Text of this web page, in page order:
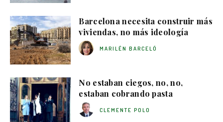
Barcelona necesita construir más
viviendas, no más ideología
MARILÉN BARCELÓ
No estaban ciegos, no, no,
estaban cobrando pasta
CLEMENTE POLO